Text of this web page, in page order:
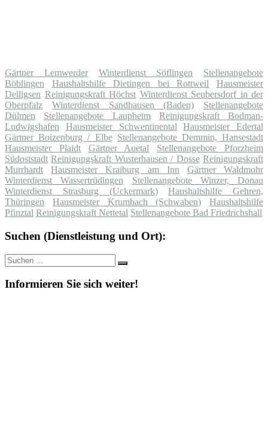
Gärtner Lemwerder Winterdienst Söflingen
Stellenangebote
Böblingen
Haushaltshilfe Dietingen bei Rottweil
Hausmeister
Delligsen Reinigungskraft Höchst Winterdienst Seubersdorf in der
Oberpfalz
Winterdienst Sandhausen (Baden)
Stellenangebote
Dülmen
Stellenangebote Laupheim
Reinigungskraft Bodman-
Ludwigshafen
Hausmeister Schwentinental
Hausmeister Edertal
Gärtner Boizenburg / Elbe Stellenangebote Demmin, Hansestadt
Hausmeister Plaidt
Gärtner Auetal
Stellenangebote Pforzheim
Südoststadt Reinigungskraft Wusterhausen / Dosse Reinigungskraft
Murrhardt
Hausmeister Kraiburg am Inn
Gärtner Waldmohr
Winterdienst Wassertrüdingen
Stellenangebote Winzer, Donau
Winterdienst Strasburg (Uckermark)
Haushaltshilfe Gehren,
Thüringen
Hausmeister Krumbach (Schwaben)
Haushaltshilfe
Pfinztal Reinigungskraft Nettetal Stellenangebote Bad Friedrichshall
Suchen (Dienstleistung und Ort):
Suche
nach:
Suchen
Informieren Sie sich weiter!